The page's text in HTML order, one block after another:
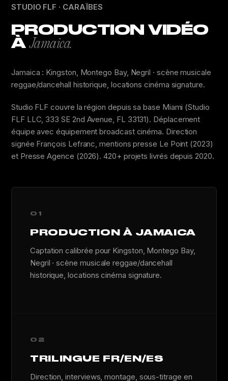
STUDIO FLF · CARAÏBES
PRODUCTION VIDÉO
ÀJamaica.
Jamaica : Kingston, Montego Bay, Negril · scène musicale
reggae/dancehall historique, locations cinéma signature.
Studio FLF couvre la région depuis sa base Miami (Studio
FLF LLC, 333 SE 2nd Avenue, FL 33131). Déplacement
équipe avec équipement broadcast cinéma. Direction
signée François Lefranc, mentions presse Le Point (2023)
et Presse Agence (2026). 420+ projets livrés depuis 2020.
01
PRODUCTION À JAMAICA
Captation calibrée pour Kingston, Montego Bay,
Negril · scène musicale reggae/dancehall
historique, locations cinéma signature.
02
TRILINGUE FR/EN/ES
Direction, interviews, montage, sous-titrage en